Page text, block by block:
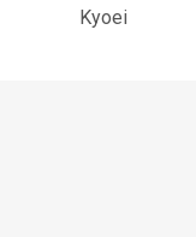
Kyoei